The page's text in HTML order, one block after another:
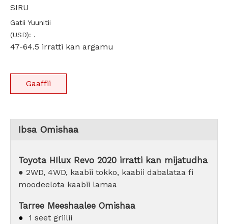
SIRU
Gatii Yuunitii
(USD): .
47-64.5 irratti kan argamu
Gaaffii
Ibsa Omishaa
Toyota HIlux Revo 2020 irratti kan mijatudha
● 2WD, 4WD, kaabii tokko, kaabii dabalataa fi
moodeelota kaabii lamaa
Tarree Meeshaalee Omishaa
● 1 seet griilii